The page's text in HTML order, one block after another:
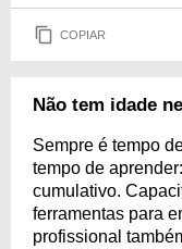
COPIAR
Não tem idade
Sempre é tempo
tempo de
cumulativo.
ferramentas para
profissional